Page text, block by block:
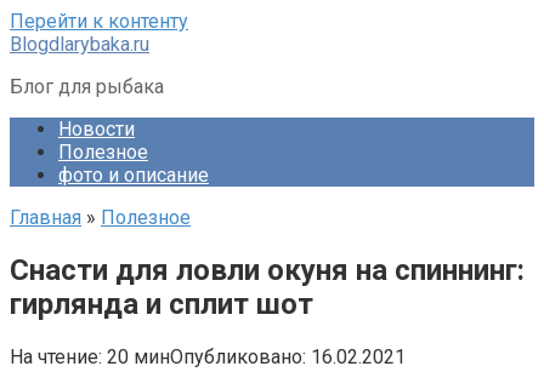
Перейти к контенту
Blogdlarybaka.ru
Блог для рыбака
Новости
Полезное
фото и описание
Главная » Полезное
Снасти для ловли окуня на спиннинг:
гирлянда и сплит шот
На чтение: 20 минОпубликовано: 16.02.2021